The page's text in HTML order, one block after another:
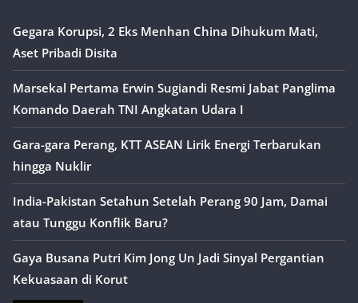
Gegara Korupsi, 2 Eks Menhan China Dihukum Mati,
Aset Pribadi Disita
Marsekal Pertama Erwin Sugiandi Resmi Jabat Panglima
Komando Daerah TNI Angkatan Udara I
Gara-gara Perang, KTT ASEAN Lirik Energi Terbarukan
hingga Nuklir
India-Pakistan Setahun Setelah Perang 90 Jam, Damai
atau Tunggu Konflik Baru?
Gaya Busana Putri Kim Jong Un Jadi Sinyal Pergantian
Kekuasaan di Korut